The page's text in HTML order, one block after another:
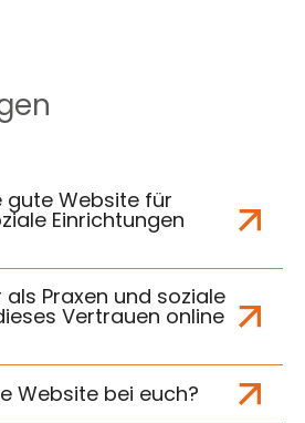
gute Website für
Einrichtungen
Praxen und soziale
Vertrauen online
Website bei euch?